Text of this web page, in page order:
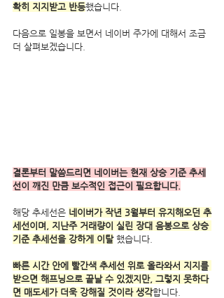
확히 지지받고 반등했습니다.
다음으로 일봉을 보면서 네이버 주가에 대해서 조금
더 살펴보겠습니다.
결론부터 말씀드리면 네이버는 현재 상승 기준 추세
선이 깨진 만큼 보수적인 접근이 필요합니다.
해당 추세선은 네이버가 작년 3월부터 유지해오던 추
세선이며, 지난주 거래량이 실린 장대 음봉으로 상승
기준 추세선을 강하게 이탈 했습니다.
빠른 시간 안에 빨간색 추세선 위로 올라와서 지지를
받으면 해프닝으로 끝날 수 있겠지만, 그렇지 못하다
면 매도세가 더욱 강해질 것이라 생각합니다.